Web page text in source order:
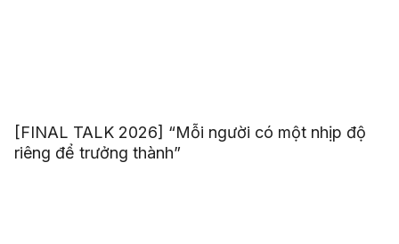
[FINAL TALK 2026] “Mỗi người có một nhịp độ
riêng để trưởng thành”